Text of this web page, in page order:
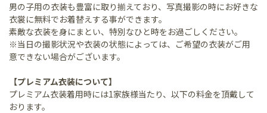
男の子用の衣装も豊富に取り揃えており、写真撮影の時にお好きな
衣裳に無料でお着替えする事ができます。
素敵な衣装を身にまとい、特別なひと時をお過ごしください。
※当日の撮影状況や衣装の状態によっては、ご希望の衣装がご用
意できない場合がございます。
【プレミアム衣装について】
プレミアム衣装着用時には1家族様当たり、以下の料金を頂戴して
おります。